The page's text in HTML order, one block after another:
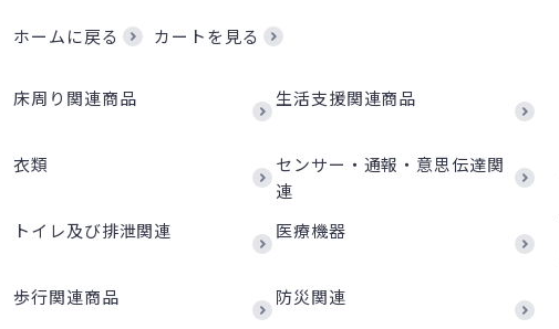
ホームに戻る カートを見る
床周り関連商品
衣類
トイレ及び排泄関連
歩行関連商品
生活支援関連商品
センサー・通報・意思伝達関
連
医療機器
防災関連